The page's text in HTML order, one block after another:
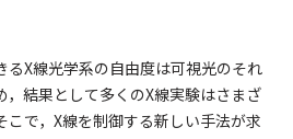
るX線光学系の自由度は可視光のそれ
，結果として多くのX線実験はさまざ
こで，X線を制御する新しい手法が求